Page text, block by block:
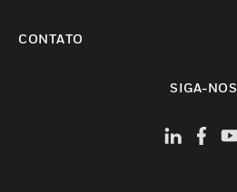
CONTATO
SIGA-NOS